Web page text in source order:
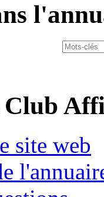
site web